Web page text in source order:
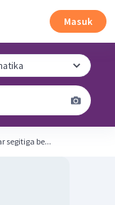
Masuk
segitiga be...